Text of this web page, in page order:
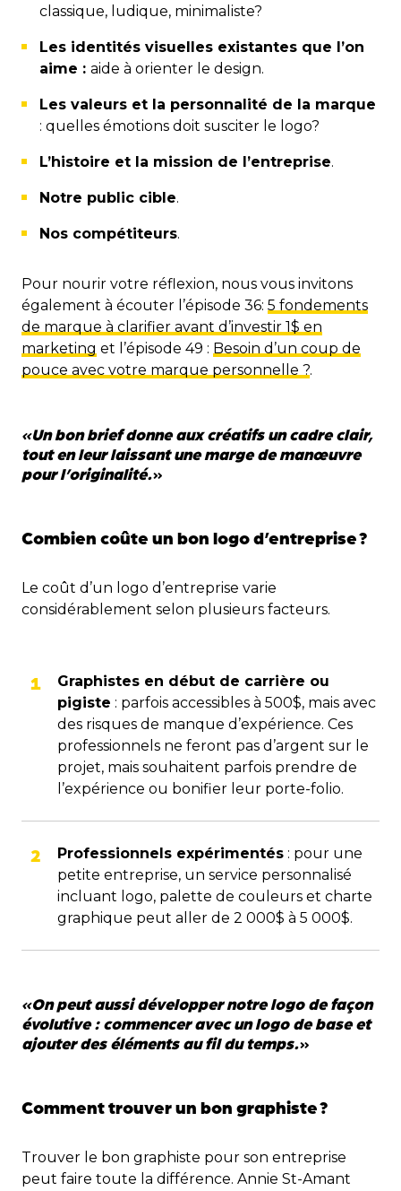
classique, ludique, minimaliste?
Les identités visuelles existantes que l’on
aime : aide à orienter le design.
Les valeurs et la personnalité de la marque
: quelles émotions doit susciter le logo?
L’histoire et la mission de l’entreprise.
Notre public cible.
Nos compétiteurs.
Pour nourir votre réflexion, nous vous invitons
également à écouter l’épisode 36: 5 fondements
de marque à clarifier avant d’investir 1$ en
marketing et l’épisode 49 : Besoin d’un coup de
pouce avec votre marque personnelle ?.
«Un bon brief donne aux créatifs un cadre clair,
tout en leur laissant une marge de manœuvre
pour l’originalité.»
Combien coûte un bon logo d’entreprise?
Le coût d’un logo d’entreprise varie
considérablement selon plusieurs facteurs.
Graphistes en début de carrière ou
pigiste : parfois accessibles à 500$, mais avec
des risques de manque d’expérience. Ces
professionnels ne feront pas d’argent sur le
projet, mais souhaitent parfois prendre de
l’expérience ou bonifier leur porte-folio.
Professionnels expérimentés : pour une
petite entreprise, un service personnalisé
incluant logo, palette de couleurs et charte
graphique peut aller de 2 000$ à 5 000$.
«On peut aussi développer notre logo de façon
évolutive : commencer avec un logo de base et
ajouter des éléments au fil du temps.»
Comment trouver un bon graphiste?
Trouver le bon graphiste pour son entreprise
peut faire toute la différence. Annie St-Amant